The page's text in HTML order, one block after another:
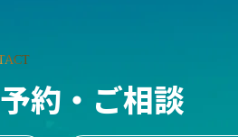
約・ご相談